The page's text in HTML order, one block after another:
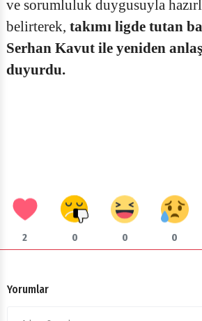
ve sorumluluk duygusuyla
belirterek, takımı ligde tutan
Serhan Kavut ile yeniden
duyurdu.
2 0 0 0